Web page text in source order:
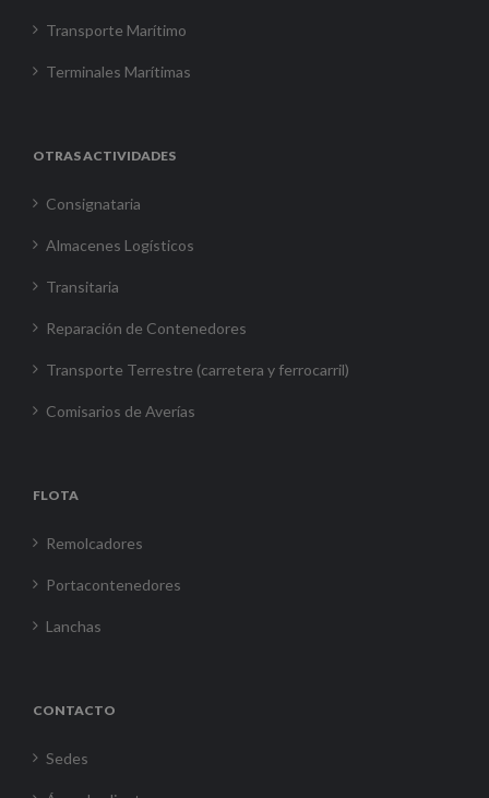
Transporte Marítimo
Terminales Marítimas
OTRAS ACTIVIDADES
Consignataria
Almacenes Logísticos
Transitaria
Reparación de Contenedores
Transporte Terrestre (carretera y ferrocarril)
Comisarios de Averías
FLOTA
Remolcadores
Portacontenedores
Lanchas
CONTACTO
Sedes